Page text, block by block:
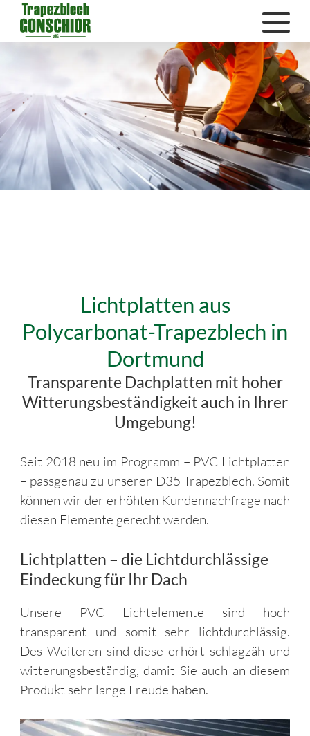
Lichtplatten aus
Polycarbonat-Trapezblech in
Dortmund
Transparente Dachplatten mit hoher
Witterungsbeständigkeit auch in Ihrer
Umgebung!
Seit 2018 neu im Programm – PVC Lichtplatten
– passgenau zu unseren D35 Trapezblech. Somit
können wir der erhöhten Kundennachfrage nach
diesen Elemente gerecht werden.
Lichtplatten – die Lichtdurchlässige
Eindeckung für Ihr Dach
Unsere PVC Lichtelemente sind hoch
transparent und somit sehr lichtdurchlässig.
Des Weiteren sind diese erhört schlagzäh und
witterungsbeständig, damit Sie auch an diesem
Produkt sehr lange Freude haben.